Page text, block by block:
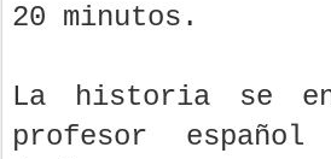
20 minutos.
La historia se
profesor español